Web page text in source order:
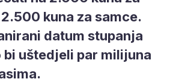
kuna za samce.
datum stupanja
bi uštedjeli par milijuna